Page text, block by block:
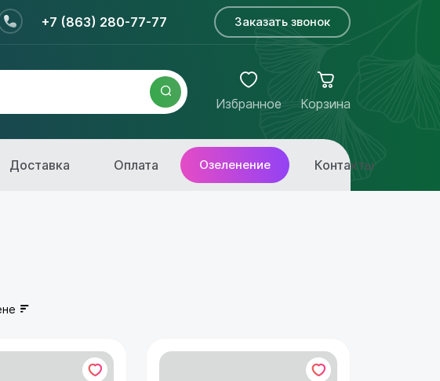
+7 (863) 280-77-77 Заказать звонок
Избранное Корзина
Доставка Оплата Озеленение Контакты